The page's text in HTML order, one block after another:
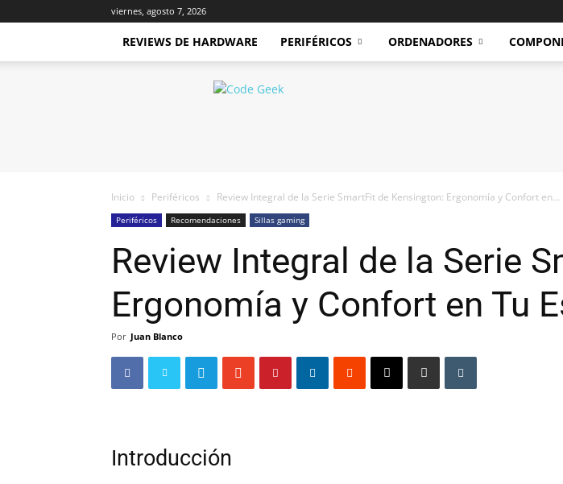
viernes, agosto 7, 2026
REVIEWS DE HARDWARE PERIFÉRICOS ORDENADORES
Inicio Periféricos Review Integral de la Serie SmartFit de Kensington: Ergonomía y Confort en...
Periféricos Recomendaciones Sillas gaming
Review Integral de la Serie
Ergonomía y Confort en Tu
Por Juan Blanco
Introducción